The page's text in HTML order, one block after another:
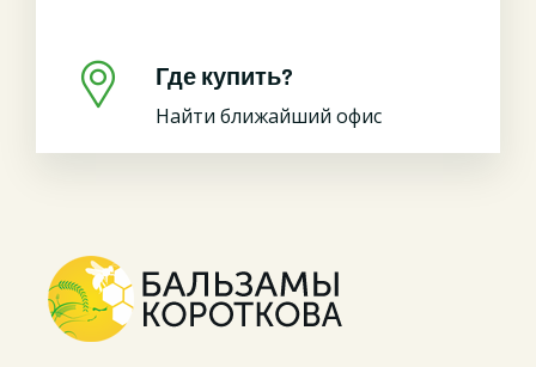
Где купить?
Найти ближайший офис